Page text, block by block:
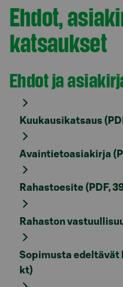
Ehdot,
katsaukset
Ehdot ja
Kuukausikatsaus
Avaintietoasiakirja
Rahastoesite (PDF,
Rahaston
Sopimusta edeltävät
kt)